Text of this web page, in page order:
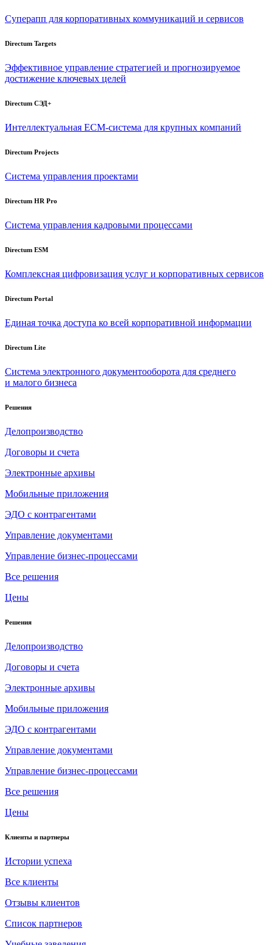
Суперапп для корпоративных коммуникаций и сервисов
Directum Targets
Эффективное управление стратегией и прогнозируемое
достижение ключевых целей
Directum СЭД+
Интеллектуальная ECM-система для крупных компаний
Directum Projects
Система управления проектами
Directum HR Pro
Система управления кадровыми процессами
Directum ESM
Комплексная цифровизация услуг и корпоративных сервисов
Directum Portal
Единая точка доступа ко всей корпоративной информации
Directum Lite
Система электронного документооборота для среднего
и малого бизнеса
Решения
Делопроизводство
Договоры и счета
Электронные архивы
Мобильные приложения
ЭДО с контрагентами
Управление документами
Управление бизнес-процессами
Все решения
Цены
Решения
Делопроизводство
Договоры и счета
Электронные архивы
Мобильные приложения
ЭДО с контрагентами
Управление документами
Управление бизнес-процессами
Все решения
Цены
Клиенты и партнеры
Истории успеха
Все клиенты
Отзывы клиентов
Список партнеров